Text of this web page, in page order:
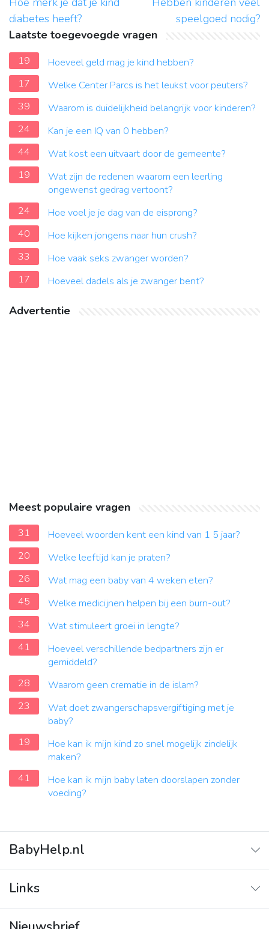
diabetes heeft?
speelgoed nodig?
Laatste toegevoegde vragen
19
Hoeveel geld mag je kind hebben?
17
Welke Center Parcs is het leukst voor peuters?
39
Waarom is duidelijkheid belangrijk voor kinderen?
24
Kan je een IQ van 0 hebben?
44
Wat kost een uitvaart door de gemeente?
19
Wat zijn de redenen waarom een leerling
ongewenst gedrag vertoont?
24
Hoe voel je je dag van de eisprong?
40
Hoe kijken jongens naar hun crush?
33
Hoe vaak seks zwanger worden?
17
Hoeveel dadels als je zwanger bent?
Advertentie
Meest populaire vragen
31
Hoeveel woorden kent een kind van 1 5 jaar?
20
Welke leeftijd kan je praten?
26
Wat mag een baby van 4 weken eten?
45
Welke medicijnen helpen bij een burn-out?
34
Wat stimuleert groei in lengte?
41
Hoeveel verschillende bedpartners zijn er
gemiddeld?
28
Waarom geen crematie in de islam?
23
Wat doet zwangerschapsvergiftiging met je
baby?
19
Hoe kan ik mijn kind zo snel mogelijk zindelijk
maken?
41
Hoe kan ik mijn baby laten doorslapen zonder
voeding?
BabyHelp.nl
Vraag & Antwoord
Links